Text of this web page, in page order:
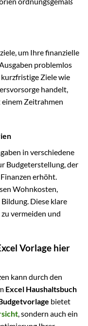
um Ihre finanzielle
problemlos
Ziele wie
handelt,
Zeitrahmen
in verschiedene
Budgeterstellung, der
erhöht.
Wohnkosten,
Diese klare
vermeiden und
Vorlage hier
kann durch den
Excel Haushaltsbuch
bietet
, sondern auch ein